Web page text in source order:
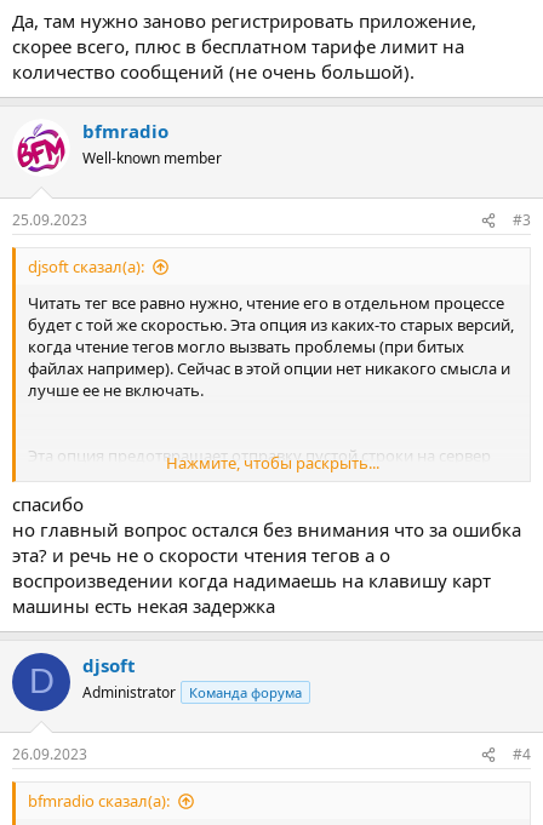
Да, там нужно заново регистрировать приложение,
скорее всего, плюс в бесплатном тарифе лимит на
количество сообщений (не очень большой).
bfmradio
Well-known member
25.09.2023 #3
djsoft сказал(а):
Читать тег все равно нужно, чтение его в отдельном процессе
будет с той же скоростью. Эта опция из каких-то старых версий,
когда чтение тегов могло вызвать проблемы (при битых
файлах например). Сейчас в этой опции нет никакого смысла и
лучше ее не включать.
Эта опция предотвращает отправку пустой строки на сервер
при остановке воспроизведения.
Да, там нужно заново регистрировать приложение, скорее
всего, плюс в бесплатном тарифе лимит на количество
сообщений (не очень большой).
Нажмите, чтобы раскрыть...
спасибо
но главный вопрос остался без внимания что за ошибка
эта? и речь не о скорости чтения тегов а о
воспроизведении когда надимаешь на клавишу карт
машины есть некая задержка
D djsoft
Administrator Команда форума
26.09.2023 #4
bfmradio сказал(а):